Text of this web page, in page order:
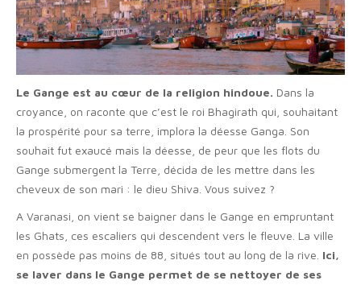
Le Gange est au cœur de la religion hindoue. Dans la
croyance, on raconte que c’est le roi Bhagirath qui, souhaitant
la prospérité pour sa terre, implora la déesse Ganga. Son
souhait fut exaucé mais la déesse, de peur que les flots du
Gange submergent la Terre, décida de les mettre dans les
cheveux de son mari : le dieu Shiva. Vous suivez ?
A Varanasi, on vient se baigner dans le Gange en empruntant
les Ghats, ces escaliers qui descendent vers le fleuve. La ville
en possède pas moins de 88, situés tout au long de la rive. Ici,
se laver dans le Gange permet de se nettoyer de ses